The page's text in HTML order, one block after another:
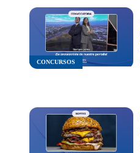
CONCURSOS